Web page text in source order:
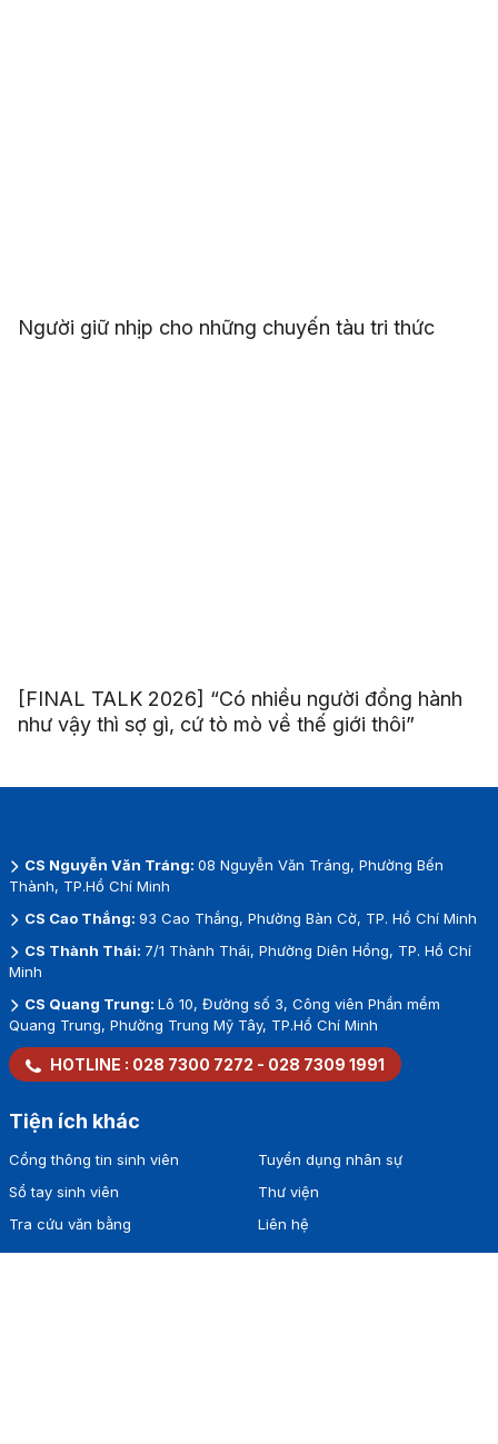
Người giữ nhịp cho những chuyến tàu tri thức
[FINAL TALK 2026] “Có nhiều người đồng hành
như vậy thì sợ gì, cứ tò mò về thế giới thôi”
CS Nguyễn Văn Tráng: 08 Nguyễn Văn Tráng, Phường Bến
Thành, TP.Hồ Chí Minh
CS Cao Thắng: 93 Cao Thắng, Phường Bàn Cờ, TP. Hồ Chí Minh
CS Thành Thái: 7/1 Thành Thái, Phường Diên Hồng, TP. Hồ Chí
Minh
CS Quang Trung: Lô 10, Đường số 3, Công viên Phần mềm
Quang Trung, Phường Trung Mỹ Tây, TP.Hồ Chí Minh
HOTLINE : 028 7300 7272 - 028 7309 1991
Tiện ích khác
Cổng thông tin sinh viên
Sổ tay sinh viên
Tra cứu văn bằng
Tuyển dụng nhân sự
Thư viện
Liên hệ